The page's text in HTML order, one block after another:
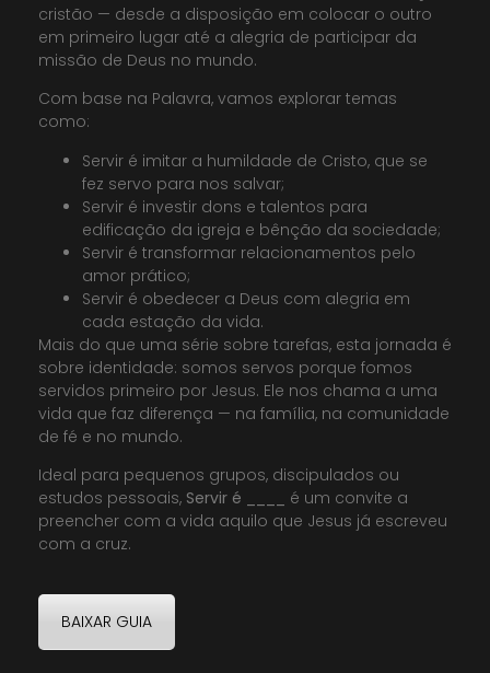
cristão — desde a disposição em colocar o outro
em primeiro lugar até a alegria de participar da
missão de Deus no mundo.
Com base na Palavra, vamos explorar temas
como:
Servir é imitar a humildade de Cristo, que se
fez servo para nos salvar;
Servir é investir dons e talentos para
edificação da igreja e bênção da sociedade;
Servir é transformar relacionamentos pelo
amor prático;
Servir é obedecer a Deus com alegria em
cada estação da vida.
Mais do que uma série sobre tarefas, esta jornada é
sobre identidade: somos servos porque fomos
servidos primeiro por Jesus. Ele nos chama a uma
vida que faz diferença — na família, na comunidade
de fé e no mundo.
Ideal para pequenos grupos, discipulados ou
estudos pessoais, Servir é ____
é um convite a
preencher com a vida aquilo que Jesus já escreveu
com a cruz.
BAIXAR GUIA